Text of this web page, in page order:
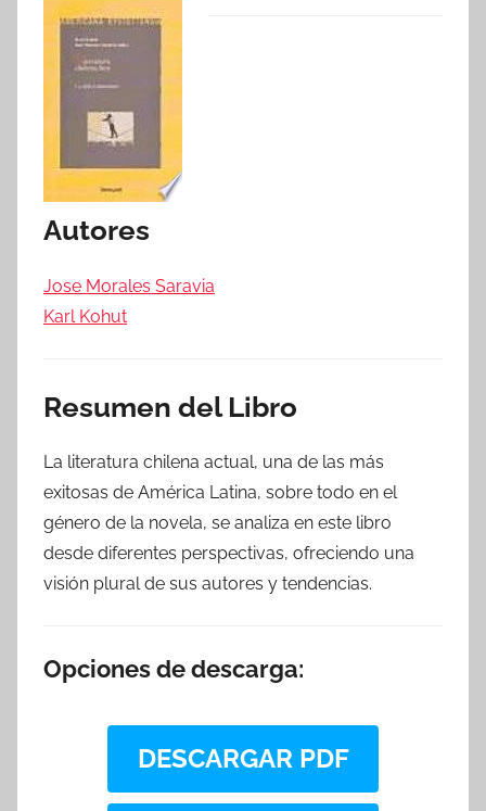
Autores
Jose Morales Saravia
Karl Kohut
Resumen del Libro
La literatura chilena actual, una de las más
exitosas de América Latina, sobre todo en el
género de la novela, se analiza en este libro
desde diferentes perspectivas, ofreciendo una
visión plural de sus autores y tendencias.
Opciones de descarga:
DESCARGAR PDF